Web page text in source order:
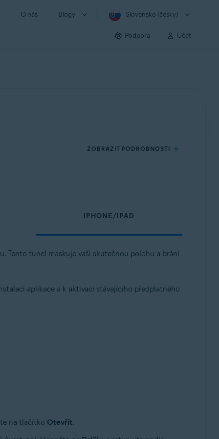
O nás Blogy Slovensko (česky)
Podpora Účet
ZOBRAZIT PODROBNOSTI
IPHONE/IPAD
Tento tunel maskuje vaši skutečnou polohu a brání
aplikace a k aktivaci stávajícího předplatného
na tlačítko Otevřít.